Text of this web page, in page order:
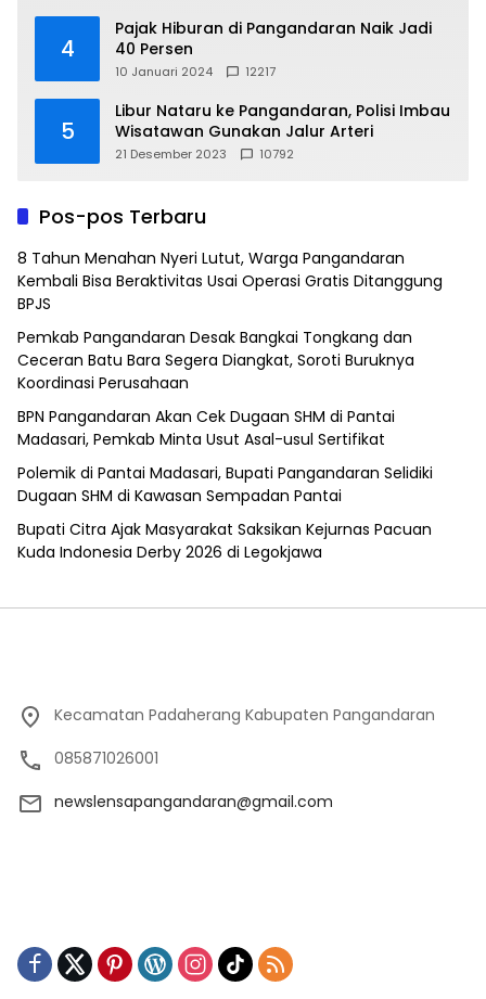
4
Pajak Hiburan di Pangandaran Naik Jadi
40 Persen
10 Januari 2024 12217
5
Libur Nataru ke Pangandaran, Polisi Imbau
Wisatawan Gunakan Jalur Arteri
21 Desember 2023 10792
Pos-pos Terbaru
8 Tahun Menahan Nyeri Lutut, Warga Pangandaran
Kembali Bisa Beraktivitas Usai Operasi Gratis Ditanggung
BPJS
Pemkab Pangandaran Desak Bangkai Tongkang dan
Ceceran Batu Bara Segera Diangkat, Soroti Buruknya
Koordinasi Perusahaan
BPN Pangandaran Akan Cek Dugaan SHM di Pantai
Madasari, Pemkab Minta Usut Asal-usul Sertifikat
Polemik di Pantai Madasari, Bupati Pangandaran Selidiki
Dugaan SHM di Kawasan Sempadan Pantai
Bupati Citra Ajak Masyarakat Saksikan Kejurnas Pacuan
Kuda Indonesia Derby 2026 di Legokjawa
Kecamatan Padaherang Kabupaten Pangandaran
085871026001
newslensapangandaran@gmail.com